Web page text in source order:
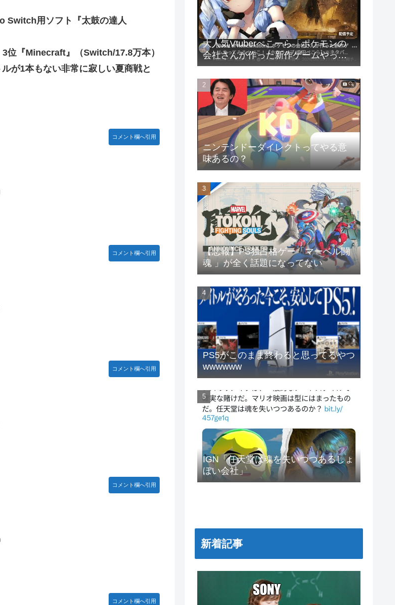
爆笑
せに高給だけ毟り取った結果……
Switch用ソフト『太鼓の達人
位『Minecraft』（Switch/17.8万本）
が1本もない非常に寂しい夏商戦と
コメント欄へ引用
コメント欄へ引用
コメント欄へ引用
コメント欄へ引用
コメント欄へ引用
大人気Vtuberぺこーら「ポケモンの
会社さんが作った新作ゲームやって
みる！」
ニンテンドーダイレクトってやる意
味あるの？
【悲報】PS独占格ゲー「マーベル闘
魂 」が全く話題になってない
PS5がこのまま終わると思ってるやつ
wwwwww
IGN「任天堂は魂を失いつつあるしょ
ぼい会社」
新着記事